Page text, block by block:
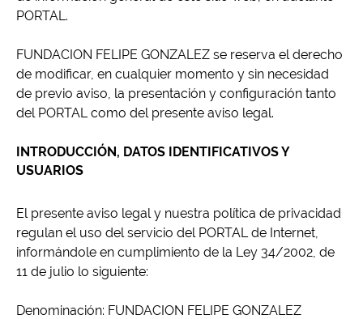
PORTAL.
FUNDACION FELIPE GONZALEZ se reserva el derecho
de modificar, en cualquier momento y sin necesidad
de previo aviso, la presentación y configuración tanto
del PORTAL como del presente aviso legal.
INTRODUCCIÓN, DATOS IDENTIFICATIVOS Y
USUARIOS
El presente aviso legal y nuestra política de privacidad
regulan el uso del servicio del PORTAL de Internet,
informándole en cumplimiento de la Ley 34/2002, de
11 de julio lo siguiente:
Denominación: FUNDACION FELIPE GONZALEZ